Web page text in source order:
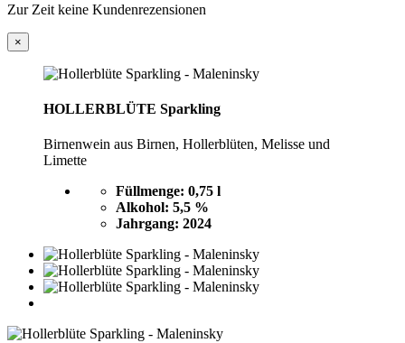
Zur Zeit keine Kundenrezensionen
×
HOLLERBLÜTE Sparkling
Birnenwein aus Birnen, Hollerblüten, Melisse und
Limette
Füllmenge: 0,75 l
Alkohol: 5,5 %
Jahrgang: 2024